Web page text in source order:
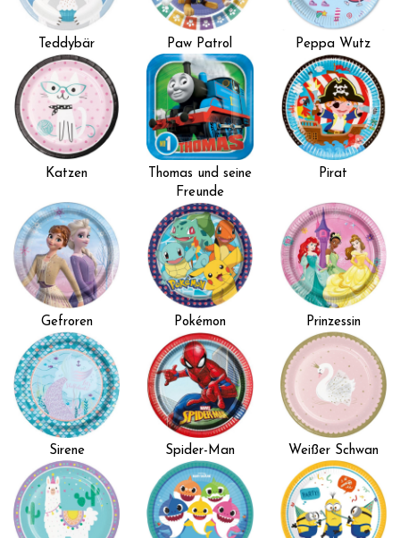
Teddybär Paw Patrol Peppa Wutz
Katzen
Thomas und seine
Freunde
Pirat
Gefroren Pokémon Prinzessin
Sirene Spider-Man Weißer Schwan